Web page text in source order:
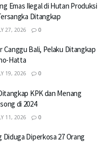
Emas Ilegal di Hutan Produksi
Ditangkap
27, 2026 0
Canggu Bali, Pelaku Ditangkap
Hatta
19, 2026 0
KPK dan Menang
di 2024
11, 2026 0
Diduga Diperkosa 27 Orang